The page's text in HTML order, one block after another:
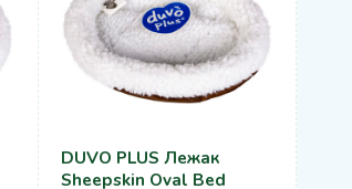
DUVO PLUS Лежак
Sheepskin Oval Bed